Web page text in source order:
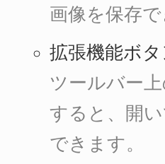
画像を保存で
拡張機能ボタ
ツールバー
すると、開
できます。